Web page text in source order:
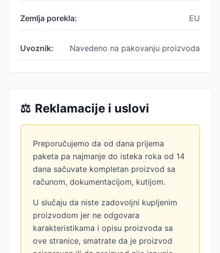
Zemlja porekla: EU
Uvoznik: Navedeno na pakovanju proizvoda
⚖️ Reklamacije i uslovi
Preporučujemo da od dana prijema
paketa pa najmanje do isteka roka od 14
dana sačuvate kompletan proizvod sa
računom, dokumentacijom, kutijom.
U slučaju da niste zadovoljni kupljenim
proizvodom jer ne odgovara
karakteristikama i opisu proizvoda sa
ove stranice, smatrate da je proizvod